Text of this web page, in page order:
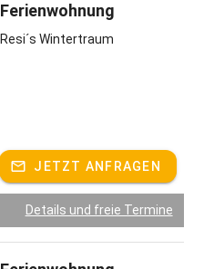
Ferienwohnung
Resi´s Wintertraum
JETZT ANFRAGEN
Details und freie Termine